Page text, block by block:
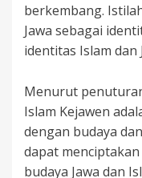
berkembang.
Jawa sebagai
identitas Islam dan
Menurut
Islam Kejawen
dengan budaya
dapat
budaya Jawa dan